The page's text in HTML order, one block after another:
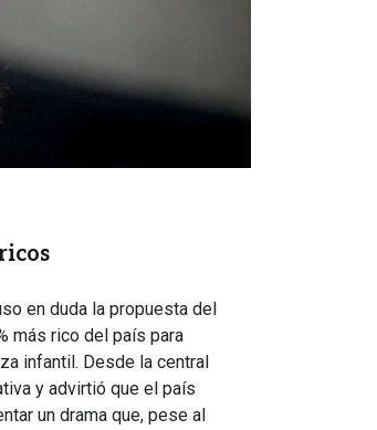
en duda la propuesta del
más rico del país para
infantil. Desde la central
y advirtió que el país
un drama que, pese al